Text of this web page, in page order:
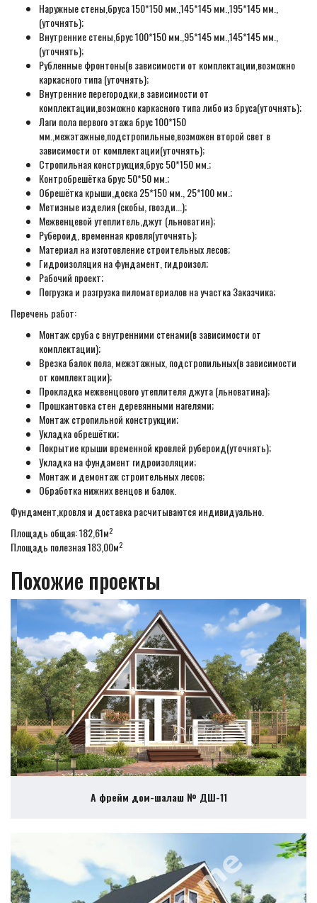
Наружные стены,бруса 150*150 мм.,145*145 мм.,195*145 мм.,
(уточнять);
Внутренние стены,брус 100*150 мм.,95*145 мм.,145*145 мм.,
(уточнять);
Рубленные фронтоны(в зависимости от комплектации,возможно
каркасного типа (уточнять);
Внутренние перегородки,в зависимости от
комплектации,возможно каркасного типа либо из бруса(уточнять);
Лаги пола первого этажа брус 100*150
мм.,межэтажные,подстропильные,возможен второй свет в
зависимости от комплектации(уточнять);
Стропильная конструкция,брус 50*150 мм.;
Контробрешётка брус 50*50 мм.;
Обрешётка крыши,доска 25*150 мм., 25*100 мм.;
Метизные изделия (скобы, гвозди...);
Межвенцевой утеплитель,джут (льноватин);
Рубероид, временная кровля(уточнять);
Материал на изготовление строительных лесов;
Гидроизоляция на фундамент, гидроизол;
Рабочий проект;
Погрузка и разгрузка пиломатериалов на участка Заказчика;
Перечень работ:
Монтаж сруба с внутренними стенами(в зависимости от
комплектации);
Врезка балок пола, межэтажных, подстропильных(в зависимости
от комплектации);
Прокладка межвенцового утеплителя джута (льноватина);
Прошкантовка стен деревянными нагелями;
Монтаж стропильной конструкции;
Укладка обрешётки;
Покрытие крыши временной кровлей рубероид(уточнять);
Укладка на фундамент гидроизоляции;
Монтаж и демонтаж строительных лесов;
Обработка нижних венцов и балок.
Фундамент,кровля и доставка расчитываются индивидуально.
Площадь общая: 182,61м2
Площадь полезная 183,00м2
Похожие проекты
А фрейм дом-шалаш № ДШ-11